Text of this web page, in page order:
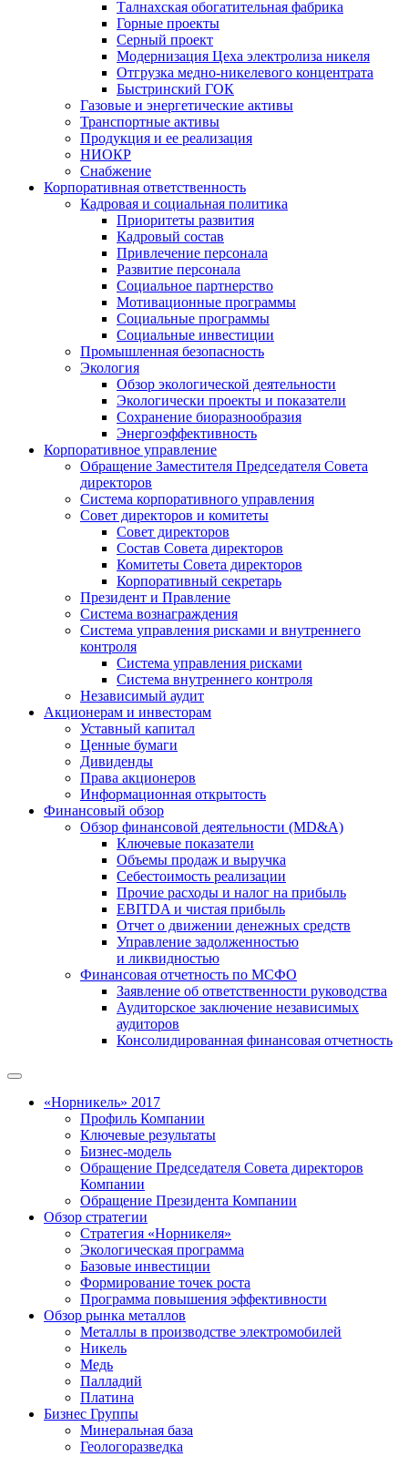
Талнахская обогатительная фабрика
Горные проекты
Серный проект
Модернизация Цеха электролиза никеля
Отгрузка медно-никелевого концентрата
Быстринский ГОК
Газовые и энергетические активы
Транспортные активы
Продукция и ее реализация
НИОКР
Снабжение
Корпоративная ответственность
Кадровая и социальная политика
Приоритеты развития
Кадровый состав
Привлечение персонала
Развитие персонала
Социальное партнерство
Мотивационные программы
Социальные программы
Социальные инвестиции
Промышленная безопасность
Экология
Обзор экологической деятельности
Экологически проекты и показатели
Сохранение биоразнообразия
Энергоэффективность
Корпоративное управление
Обращение Заместителя Председателя Совета
директоров
Система корпоративного управления
Совет директоров и комитеты
Совет директоров
Состав Совета директоров
Комитеты Совета директоров
Корпоративный секретарь
Президент и Правление
Система вознаграждения
Система управления рисками и внутреннего
контроля
Система управления рисками
Система внутреннего контроля
Независимый аудит
Акционерам и инвесторам
Уставный капитал
Ценные бумаги
Дивиденды
Права акционеров
Информационная открытость
Финансовый обзор
Обзор финансовой деятельности (MD&A)
Ключевые показатели
Объемы продаж и выручка
Себестоимость реализации
Прочие расходы и налог на прибыль
EBITDA и чистая прибыль
Отчет о движении денежных средств
Управление задолженностью
и ликвидностью
Финансовая отчетность по МСФО
Заявление об ответственности руководства
Аудиторское заключение независимых
аудиторов
Консолидированная финансовая отчетность
«Норникель» 2017
Профиль Компании
Ключевые результаты
Бизнес-модель
Обращение Председателя Совета директоров
Компании
Обращение Президента Компании
Обзор стратегии
Стратегия «Норникеля»
Экологическая программа
Базовые инвестиции
Формирование точек роста
Программа повышения эффективности
Обзор рынка металлов
Металлы в производстве электромобилей
Никель
Медь
Палладий
Платина
Бизнес Группы
Минеральная база
Геологоразведка